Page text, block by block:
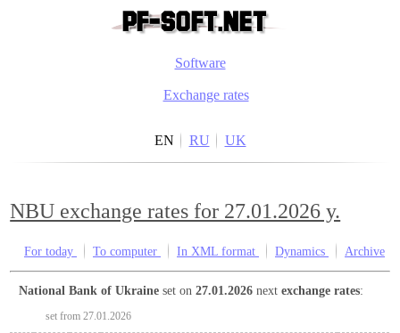
Software
Exchange rates
EN RU UK
NBU exchange rates for 27.01.2026 y.
For today To computer In XML format Dynamics Archive
National Bank of Ukraine set on27.01.2026 nextexchange rates:
set from 27.01.2026